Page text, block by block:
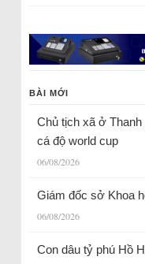
BÀI MỚI
Chủ tịch xã ở Thanh
cá độ world cup
06/08/2026
Giám đốc sở Khoa
06/08/2026
Con dâu tỷ phú Hồ